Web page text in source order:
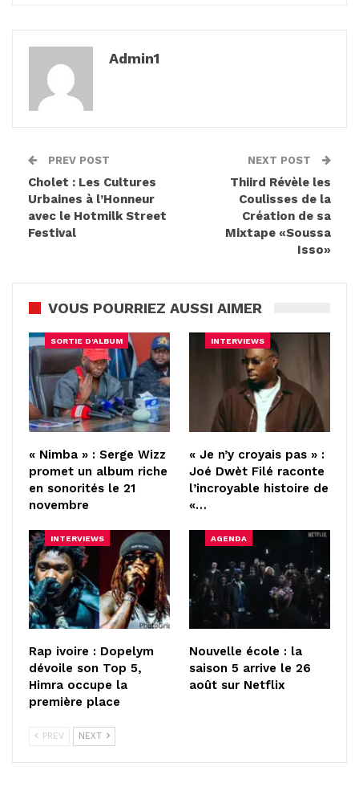
Admin1
PREV POST
Cholet : Les Cultures
Urbaines à l’Honneur
avec le Hotmilk Street
Festival
NEXT POST
Thiird Révèle les
Coulisses de la
Création de sa
Mixtape «Soussa
Isso»
VOUS POURRIEZ AUSSI AIMER
SORTIE D'ALBUM
« Nimba » : Serge Wizz
promet un album riche
en sonorités le 21
novembre
INTERVIEWS
« Je n’y croyais pas » :
Joé Dwèt Filé raconte
l’incroyable histoire de
«…
INTERVIEWS
Rap ivoire : Dopelym
dévoile son Top 5,
Himra occupe la
première place
AGENDA
Nouvelle école : la
saison 5 arrive le 26
août sur Netflix
PREV NEXT